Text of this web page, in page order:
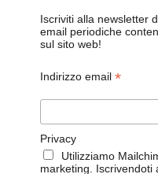
Iscriviti alla newsletter
email periodiche
sul sito web!
Indirizzo email*
Privacy
Utilizziamo
marketing. Iscrivendoti